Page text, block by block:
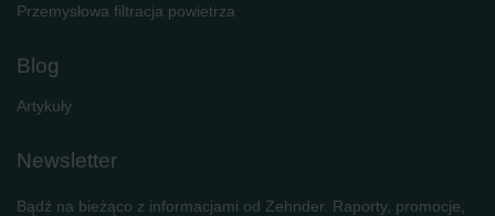
Przemysłowa filtracja powietrza
Blog
Artykuły
Newsletter
Bądź na bieżąco z informacjami od Zehnder. Raporty, promocje,